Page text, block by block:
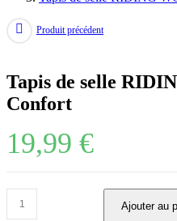
Produit précédent
Tapis de selle
Confort
19,99 €
Ajouter au